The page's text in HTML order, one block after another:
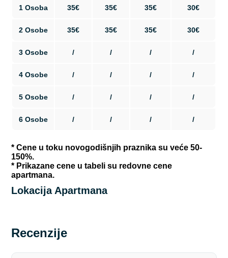
1 Osoba 35€ 35€ 35€ 30€
2 Osobe 35€ 35€ 35€ 30€
3 Osobe / / / /
4 Osobe / / / /
5 Osobe / / / /
6 Osobe / / / /
* Cene u toku novogodišnjih praznika su veće 50-
150%.
* Prikazane cene u tabeli su redovne cene
apartmana.
Lokacija Apartmana
Recenzije